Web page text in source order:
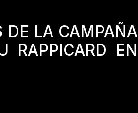
DE LA CAMPAÑA
RAPPICARD EN